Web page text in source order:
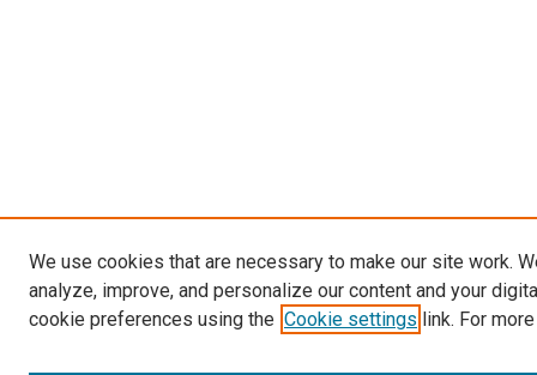
We use cookies that are necessary to make our site work.
analyze, improve, and personalize our content and your
cookie preferences using the Cookie settings link. For